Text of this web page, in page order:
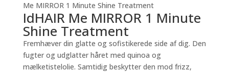
Me MIRROR 1 Minute Shine Treatment
IdHAIR Me MIRROR 1 Minute
Shine Treatment
Fremhæver din glatte og sofistikerede side af dig. Den
fugter og udglatter håret med quinoa og
mælketistelolie. Samtidig beskytter den mod frizz,